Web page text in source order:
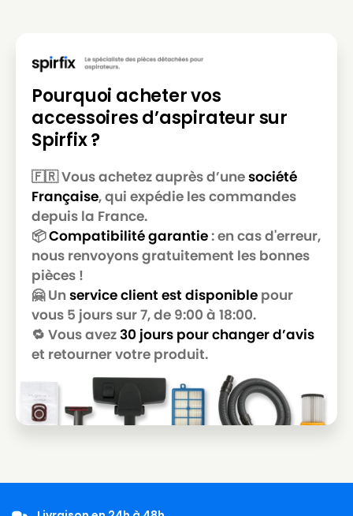
LG-
GOLDSTAR
LG-GOLDSTAR T 2700
LG-
GOLDSTAR
LG-GOLDSTAR T 2750
LG-
GOLDSTAR
LG-
GOLDSTAR
LG-GOLDSTAR T 2950
LG-
GOLDSTAR
LG-GOLDSTAR T 2990
LG-
GOLDSTAR
LG-GOLDSTAR T 3800
LG-
GOLDSTAR
LG-GOLDSTAR T 3900
LG-
GOLDSTAR
LG-GOLDSTAR TB 33
LG-
LG-GOLDSTAR TB 39
Pourquoi acheter vos
accessoires d’aspirateur sur
Spirfix ?
🇫🇷 Vous achetez auprès d’unesociété
Française, qui expédie les commandes
depuis la France.
📦Compatibilité garantie: en cas d'erreur,
nous renvoyons gratuitement les bonnes
pièces !
🤗 Un service client est disponible pour
vous 5 jours sur 7, de 9:00 à 18:00.
🔁 Vous avez30 jours pour changer d’avis
et retourner votre produit.